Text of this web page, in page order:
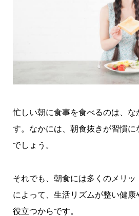
忙しい朝に食事を食べるのは、な
す。なかには、朝食抜きが習慣に
でしょう。
それでも、朝食には多くのメリッ
によって、生活リズムが整い健康
役立つからです。